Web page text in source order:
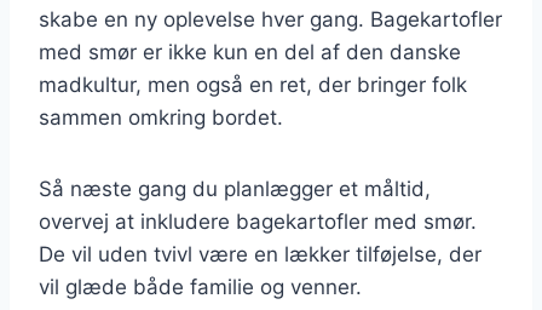
skabe en ny oplevelse hver gang. Bagekartofler
med smør er ikke kun en del af den danske
madkultur, men også en ret, der bringer folk
sammen omkring bordet.
Så næste gang du planlægger et måltid,
overvej at inkludere bagekartofler med smør.
De vil uden tvivl være en lækker tilføjelse, der
vil glæde både familie og venner.